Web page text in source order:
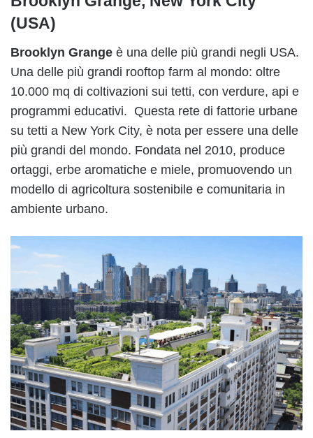
(USA)
Brooklyn Grange è una delle più grandi negli USA.
Una delle più grandi rooftop farm al mondo: oltre
10.000 mq di coltivazioni sui tetti, con verdure, api e
programmi educativi. Questa rete di fattorie urbane
su tetti a New York City, è nota per essere una delle
più grandi del mondo. Fondata nel 2010, produce
ortaggi, erbe aromatiche e miele, promuovendo un
modello di agricoltura sostenibile e comunitaria in
ambiente urbano.